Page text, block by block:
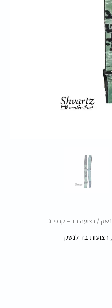
/ רצועה בד – קרפ"ג
, רצועות בד לנשק